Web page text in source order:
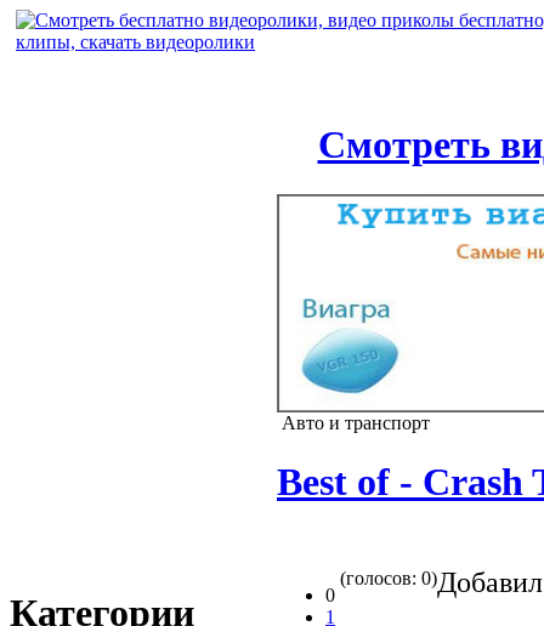
Смотреть
Категории
Авто и транспорт
Best of - Crash
0
1
(голосов: 0)